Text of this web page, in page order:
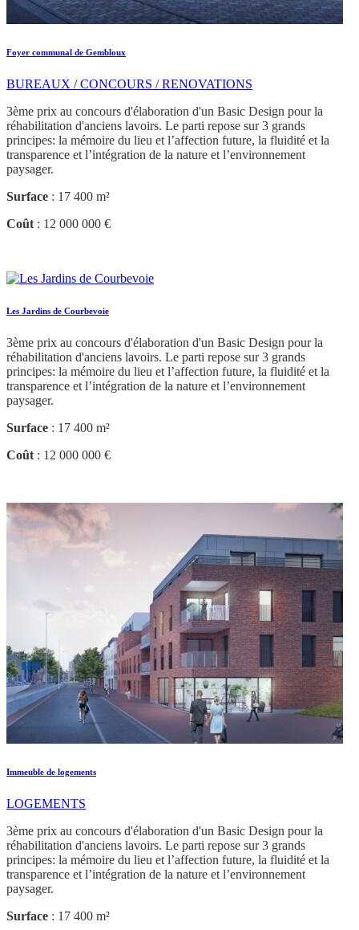
Foyer communal de Gembloux
BUREAUX / CONCOURS / RENOVATIONS
3ème prix au concours d'élaboration d'un Basic Design pour la
réhabilitation d'anciens lavoirs. Le parti repose sur 3 grands
principes: la mémoire du lieu et l’affection future, la fluidité et la
transparence et l’intégration de la nature et l’environnement
paysager.
Surface : 17 400 m²
Coût : 12 000 000 €
Les Jardins de Courbevoie
3ème prix au concours d'élaboration d'un Basic Design pour la
réhabilitation d'anciens lavoirs. Le parti repose sur 3 grands
principes: la mémoire du lieu et l’affection future, la fluidité et la
transparence et l’intégration de la nature et l’environnement
paysager.
Surface : 17 400 m²
Coût : 12 000 000 €
Immeuble de logements
LOGEMENTS
3ème prix au concours d'élaboration d'un Basic Design pour la
réhabilitation d'anciens lavoirs. Le parti repose sur 3 grands
principes: la mémoire du lieu et l’affection future, la fluidité et la
transparence et l’intégration de la nature et l’environnement
paysager.
Surface : 17 400 m²